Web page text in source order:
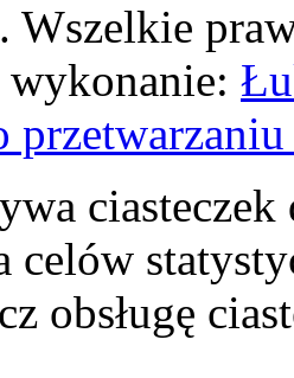
Wszelkie
obsługę